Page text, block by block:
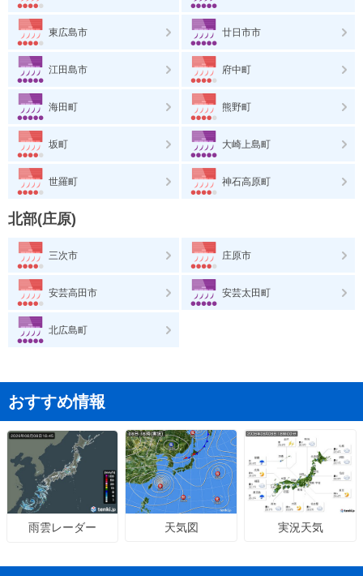
東広島市 廿日市市
江田島市 府中町
海田町 熊野町
坂町 大崎上島町
世羅町 神石高原町
北部(庄原)
三次市 庄原市
安芸高田市 安芸太田町
北広島町
おすすめ情報
雨雲レーダー 天気図 実況天気